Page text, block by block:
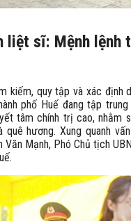
liệt sĩ: Mệnh lệnh
kiếm, quy tập và xác định
phố Huế đang tập
tâm chính trị cao, nhằm
hương. Xung quanh
Mạnh, Phó Chủ tịch